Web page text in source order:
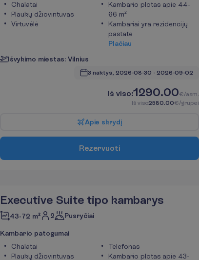
Chalatai
Plaukų džiovintuvas
Virtuvėlė
Kambario plotas apie 44-
66 m²
Kambariai yra rezidencijų
pastate
Plačiau
Išvykimo miestas: Vilnius
3 naktys, 2026-08-30 - 2026-09-02
Iš viso:1290.00€/asm.
Iš viso2580.00€/grupei
Apie skrydį
Rezervuoti
Executive Suite tipo kambarys
43-72 m² 2 Pusryčiai
Kambario patogumai
Chalatai
Plaukų džiovintuvas
Telefonas
Kambario plotas apie 43-